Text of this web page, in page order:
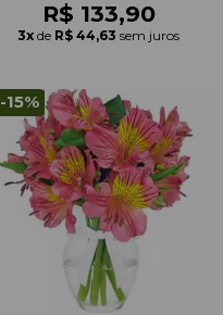
R$ 133,90
3x de R$ 44,63 sem juros
-15%